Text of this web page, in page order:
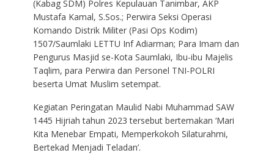
(Kabag SDM) Polres Kepulauan Tanimbar, AKP
Mustafa Kamal, S.Sos.; Perwira Seksi Operasi
Komando Distrik Militer (Pasi Ops Kodim)
1507/Saumlaki LETTU Inf Adiarman; Para Imam dan
Pengurus Masjid se-Kota Saumlaki, Ibu-ibu Majelis
Taqlim, para Perwira dan Personel TNI-POLRI
beserta Umat Muslim setempat.
Kegiatan Peringatan Maulid Nabi Muhammad SAW
1445 Hijriah tahun 2023 tersebut bertemakan ‘Mari
Kita Menebar Empati, Memperkokoh Silaturahmi,
Bertekad Menjadi Teladan’.